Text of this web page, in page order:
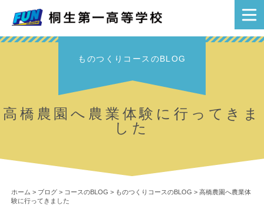
ものつくりコースのBLOG
高橋農園へ農業体験に行ってきま
した
ホーム > ブログ> コースのBLOG > ものつくりコースのBLOG > 高橋農園へ農業体
験に行ってきました